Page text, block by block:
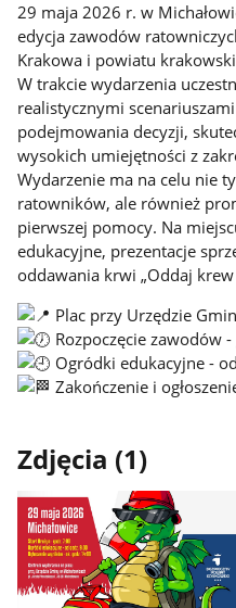
29 maja 2026 r. w
edycja zawodów
Krakowa i powiatu
W trakcie wydarzenia
realistycznymi
podejmowania decyzji,
wysokich umiejętności z
Wydarzenie ma na celu nie
ratowników, ale również
pierwszej pomocy. Na
edukacyjne, prezentacje
oddawania krwi „Oddaj
Plac przy Urzędzie
Rozpoczęcie zawodów
Ogródki edukacyjne -
Zakończenie i
Zdjęcia (1)